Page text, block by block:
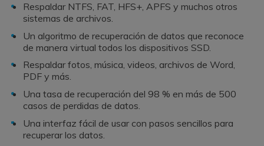
Respaldar NTFS, FAT, HFS+, APFS y muchos otros
sistemas de archivos.
Un algoritmo de recuperación de datos que reconoce
de manera virtual todos los dispositivos SSD.
Respaldar fotos, música, videos, archivos de Word,
PDF y más.
Una tasa de recuperación del 98 % en más de 500
casos de perdidas de datos.
Una interfaz fácil de usar con pasos sencillos para
recuperar los datos.